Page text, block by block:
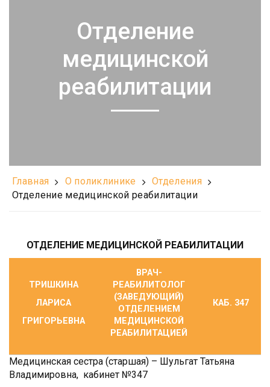
Отделение
медицинской
реабилитации
Главная О поликлинике
Отделения
Отделение медицинской реабилитации
ОТДЕЛЕНИЕ МЕДИЦИНСКОЙ РЕАБИЛИТАЦИИ
ТРИШКИНА
ЛАРИСА
ГРИГОРЬЕВНА
ВРАЧ-
РЕАБИЛИТОЛОГ
(ЗАВЕДУЮЩИЙ)
ОТДЕЛЕНИЕМ
МЕДИЦИНСКОЙ
РЕАБИЛИТАЦИЕЙ
КАБ. 347
Медицинская сестра (старшая) – Шульгат Татьяна
Владимировна, кабинет №347